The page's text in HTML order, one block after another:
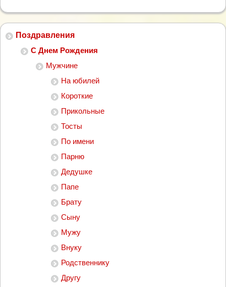
Поздравления
С Днем Рождения
Мужчине
На юбилей
Короткие
Прикольные
Тосты
По имени
Парню
Дедушке
Папе
Брату
Сыну
Мужу
Внуку
Родственнику
Другу